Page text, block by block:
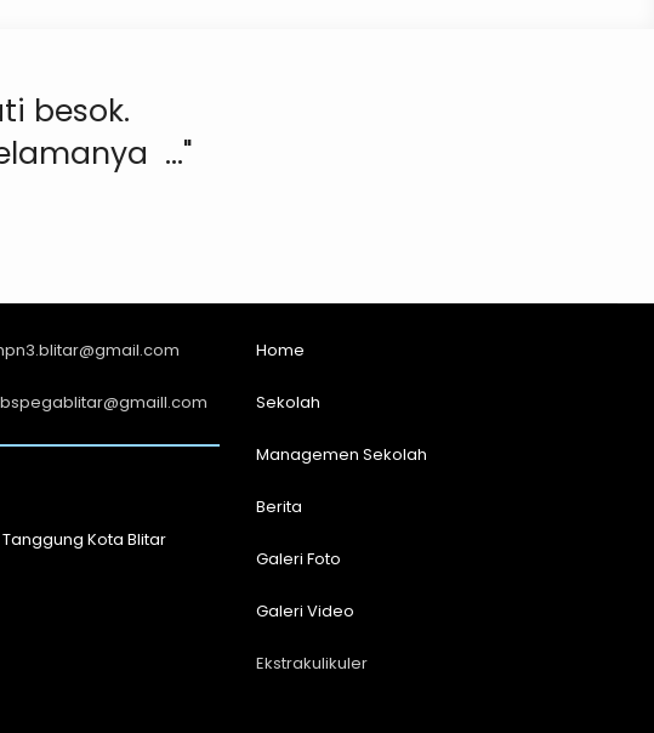
besok.
..."
Tanggung Kota Blitar
Home
Sekolah
Managemen Sekolah
Berita
Galeri Foto
Galeri Video
Ekstrakulikuler